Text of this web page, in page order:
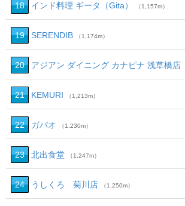
18 インド料理 ギータ（Gita） （1,157m）
19 SERENDIB （1,174m）
20 アジアン ダイニング カナピナ 浅草橋店
21 KEMURI （1,213m）
22 ガパオ （1,230m）
23 北出食堂 （1,247m）
24 うしくろ 菊川店 （1,250m）